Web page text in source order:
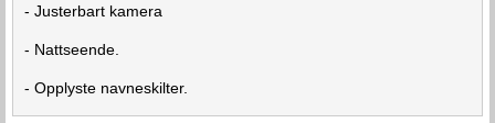
- Justerbart kamera
- Nattseende.
- Opplyste navneskilter.